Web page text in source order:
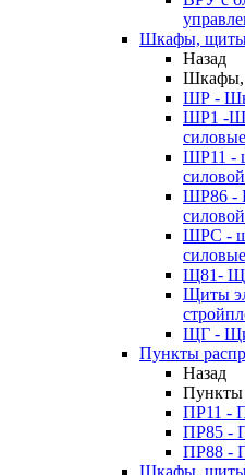
Шкафы, щиты
Назад
Шкафы,
ШР -
ШР1 -
силовые
ШР11 -
силовой
ШР86 -
силовой
ШРС -
силовые
Щ81-
Щиты
ЩГ -
Пункты
Назад
Пункты
ПР11 -
ПР85 -
ПР88 -
Шкафы,